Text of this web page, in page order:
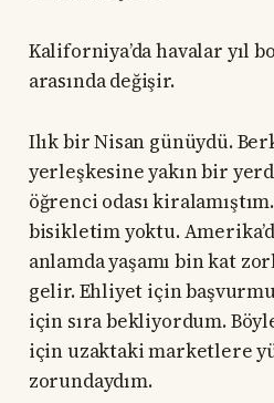
Kaliforniya’da havalar yıl
arasında değişir.
Ilık bir Nisan günüydü.
yerleşkesine yakın bir
öğrenci odası
bisikletim yoktu.
anlamda yaşamı bin kat
gelir. Ehliyet için
için sıra bekliyordum.
için uzaktaki marketlere
zorundaydım.